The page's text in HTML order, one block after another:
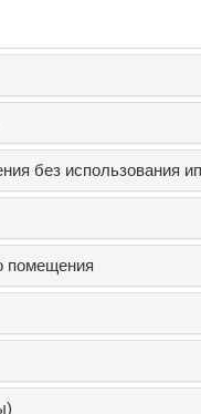
без использования
помещения